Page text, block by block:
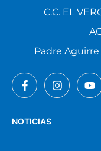
NOTICIAS
C.C. EL
Padre Aguirre